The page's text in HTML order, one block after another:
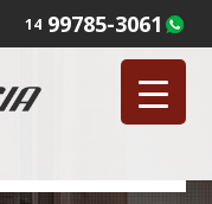
14 99785-3061